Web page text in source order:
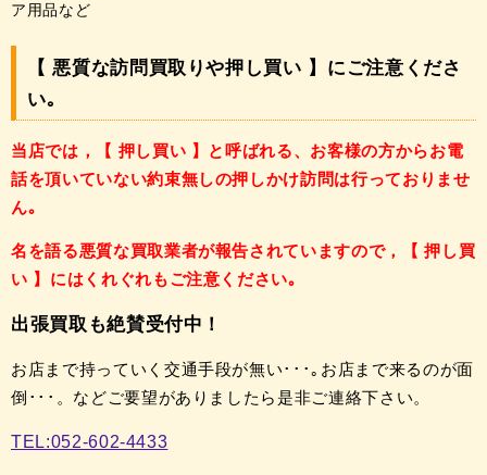
ア用品など
【 悪質な訪問買取りや押し買い 】にご注意くださ
い｡
当店では，【 押し買い 】と呼ばれる、 お客様の方からお電
話を頂いていない約束無しの押しかけ訪問は行っておりませ
ん｡
名を語る悪質な買取業者が報告されていますので，
【 押し買
い 】には くれぐれもご注意ください｡
出張買取も絶賛受付中！
お店まで持っていく交通手段が無い･･･｡ お店まで来るのが面
倒･･･。 などご要望がありましたら是非ご連絡下さい。
TEL:052-602-4433